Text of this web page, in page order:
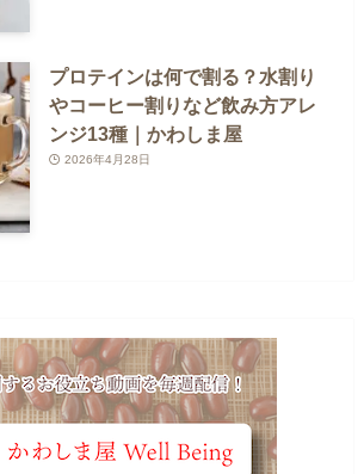
プロテインは何で割る？水割り
やコーヒー割りなど飲み方アレ
ンジ13種｜かわしま屋
2026年4月28日